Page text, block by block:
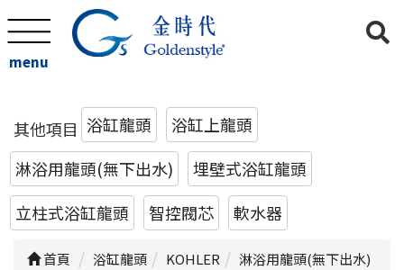
menu
其他項目 浴缸龍頭
浴缸上龍頭
淋浴用龍頭(無下出水)
埋壁式浴缸龍頭
立柱式浴缸龍頭
智控閥芯 軟水器
首頁 浴缸龍頭 KOHLER 淋浴用龍頭(無下出水)